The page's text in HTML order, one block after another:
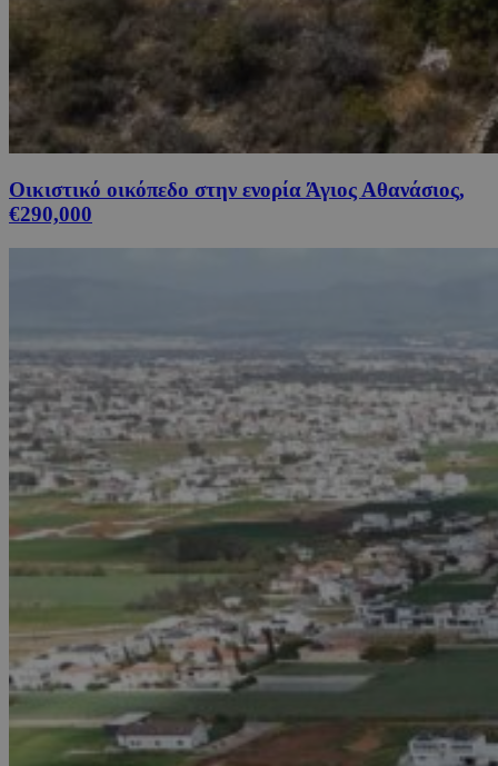
Οικιστικό οικόπεδο στην ενορία Άγιος Αθανάσιος,
€290,000